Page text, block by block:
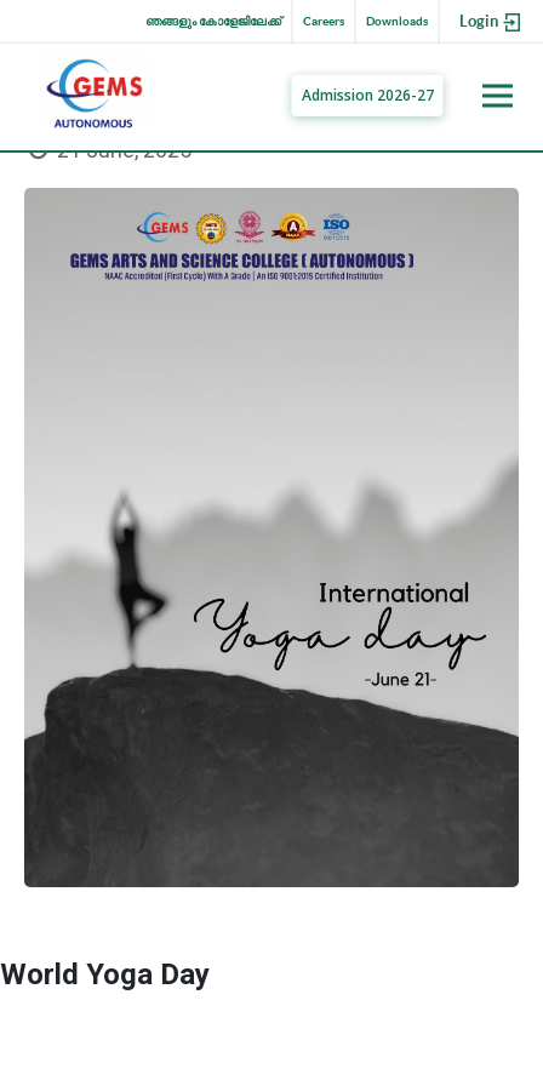
Login
Downloads
Careers
ഞങ്ങളും കോളേജിലേക്ക്
Admission 2026-27
World Yoga Day
21 June, 2025